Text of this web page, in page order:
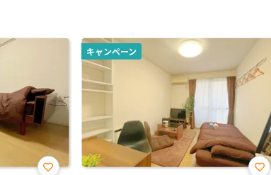
キャンペーン